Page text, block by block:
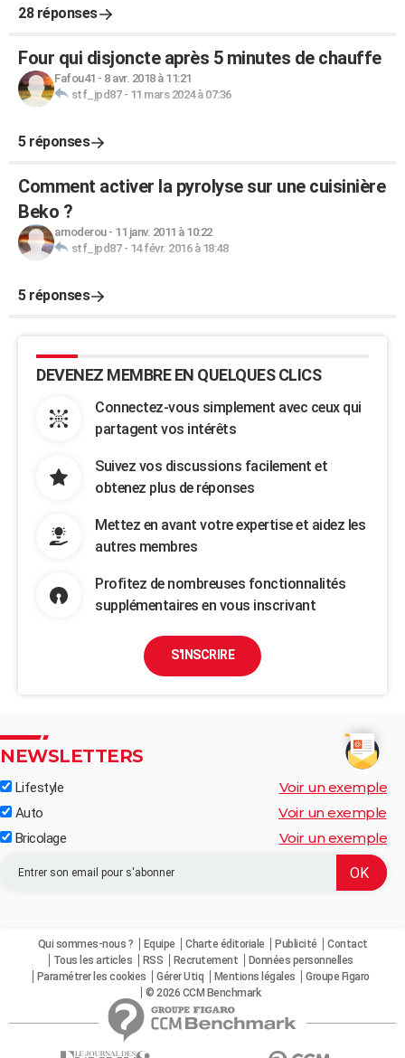
28 réponses
Four qui disjoncte après 5 minutes de chauffe
Fafou41 - 8 avr. 2018 à 11:21
stf_jpd87- 11 mars 2024 à 07:36
5 réponses
Comment activer la pyrolyse sur une cuisinière
Beko ?
arnoderou- 11 janv. 2011 à 10:22
stf_jpd87- 14 févr. 2016 à 18:48
5 réponses
DEVENEZ MEMBRE EN QUELQUES CLICS
Connectez-vous simplement avec ceux qui
partagent vos intérêts
Suivez vos discussions facilement et
obtenez plus de réponses
Mettez en avant votre expertise et aidez les
autres membres
Profitez de nombreuses fonctionnalités
supplémentaires en vous inscrivant
S'INSCRIRE
NEWSLETTERS
Lifestyle Voir un exemple
Auto Voir un exemple
Bricolage Voir un exemple
Qui sommes-nous ? Equipe Charte éditoriale Publicité
Contact
Tous les articles
RSS Recrutement
Données personnelles
Paramétrer les cookies
Gérer Utiq Mentions légales
Groupe Figaro
© 2026 CCM Benchmark